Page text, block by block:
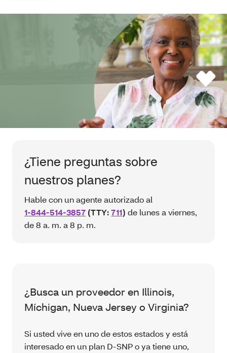
¿Tiene preguntas sobre
nuestros planes?
Hable con un agente autorizado al
1-844-514-3857 (TTY:711) de lunes a viernes,
de 8 a. m. a 8 p. m.
¿Busca un proveedor en Illinois,
Míchigan, Nueva Jersey o Virginia?
Si usted vive en uno de estos estados y está
interesado en un plan D-SNP o ya tiene uno,